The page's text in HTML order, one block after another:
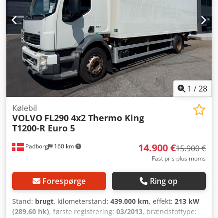
1x 2016, 728135 km Pris 38.900€ Cjdpozfykwofx Algsrf
Indtastningsfejl, ændringer, forkerte oplysninger og
mellemsalg forbeholdes. Oplysningerne i vores annoncer,
på nettet, på prisskilte og billeder er uforpligtende
beskrivelser og udgør ikke garanterede egenskaber.
Sælgeren påtager sig intet ansvar for tastefejl og
dataoverførselsfejl.
1 /28
Padborg 160 km
Kølebil
VOLVO FL290 4x2 Thermo King
T1200-R Euro 5
14.900 €15.900 €
Fast pris plus moms
Forespørge Ring op
Stand: brugt, kilometerstand: 439.000 km, effekt: 213 kW
(289,60 hk), første registrering: 03/2013, brændstoftype: